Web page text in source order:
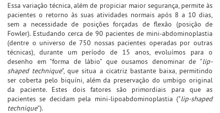
Essa variação técnica, além de propiciar maior segurança, permite às
pacientes o retorno às suas atividades normais após 8 a 10 dias,
sem a necessidade de posições forçadas de flexão (posição de
Fowler). Estudando cerca de 90 pacientes de mini-abdominoplastia
(dentre o universo de 750 nossas pacientes operadas por outras
técnicas), durante um período de 15 anos, evoluímos para o
desenho em "forma de lábio" que ousamos denominar de "lip-
shaped technique", que situa a cicatriz bastante baixa, permitindo
ser coberta pelo biquíni, além da preservação do umbigo original
da paciente. Estes dois fatores são primordiais para que as
pacientes se decidam pela mini-lipoabdominoplastia ("lip-shaped
technique").